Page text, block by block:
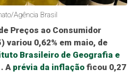
Agência Brasil
Preços ao Consumidor
variou 0,62% em maio, de
Brasileiro de Geografia e
. A prévia da inflação ficou 0,27